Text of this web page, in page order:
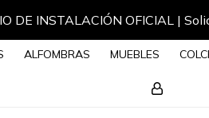
DE INSTALACIÓN OFICIAL |
ALFOMBRAS MUEBLES